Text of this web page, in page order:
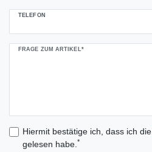
TELEFON
FRAGE ZUM ARTIKEL*
Hiermit bestätige ich, dass ich die
gelesen habe. *